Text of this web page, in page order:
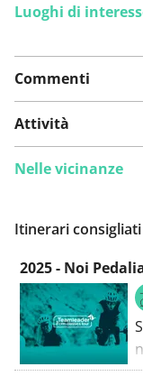
Visualizza
Hai notato
Luoghi di
Commenti
Attività
Nelle vicinanze
Itinerari consigliati
2025 - Noi